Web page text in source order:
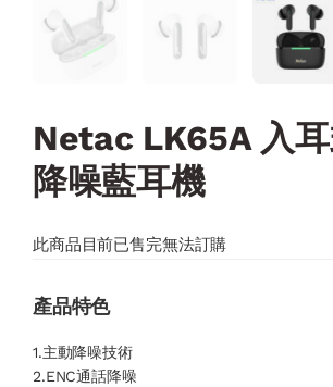
Netac LK65A 入
降噪藍耳機
此商品目前已售完無法訂購
產品特色
1.主動降噪技術
2.ENC通話降噪